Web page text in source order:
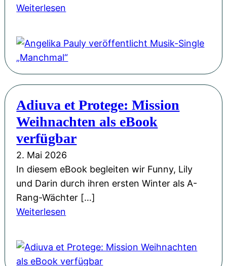
g
e
i
t
e
r
t
r
H
L
i
n
e
k
n
i
g
&
M
i
t
g
e
g
e
:
U
n
s
e
r
A
u
t
r
F
Weiterlesen
g
e
k
a
P
ö
f
Adiuva et Protege: Mission
Weihnachten als eBook
verfügbar
2. Mai 2026
In diesem eBook begleiten wir Funny, Lily
und Darin durch ihren ersten Winter als A-
Rang-Wächter […]
Weiterlesen
i